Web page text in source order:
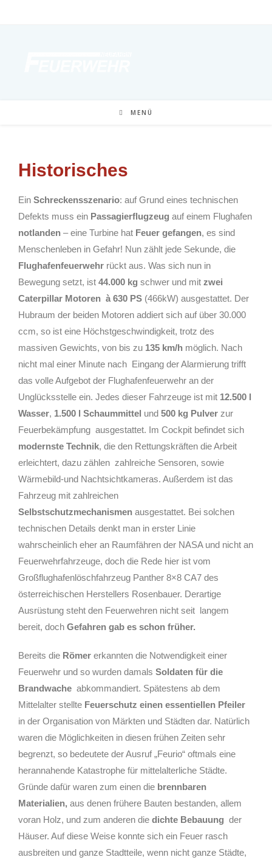
MENÜ
Historisches
Ein Schreckensszenario: auf Grund eines technischen
Defekts muss ein Passagierflugzeug auf einem Flughafen
notlanden – eine Turbine hat Feuer gefangen, es sind
Menschenleben in Gefahr! Nun zählt jede Sekunde, die
Flughafenfeuerwehr rückt aus. Was sich nun in
Bewegung setzt, ist 44.000 kg schwer und mit zwei
Caterpillar Motoren à 630 PS (466kW) ausgestattet. Der
Hubraum der beiden Motoren addiert sich auf über 30.000
ccm, so ist eine Höchstgeschwindigkeit, trotz des
massiven Gewichts, von bis zu 135 km/h möglich. Nach
nicht mal einer Minute nach Eingang der Alarmierung trifft
das volle Aufgebot der Flughafenfeuerwehr an der
Unglücksstelle ein. Jedes dieser Fahrzeuge ist mit 12.500 l
Wasser, 1.500 l Schaummittel und 500 kg Pulver zur
Feuerbekämpfung ausgestattet. Im Cockpit befindet sich
modernste Technik, die den Rettungskräften die Arbeit
erleichtert, dazu zählen zahlreiche Sensoren, sowie
Wärmebild-und Nachtsichtkameras. Außerdem ist das
Fahrzeug mit zahlreichen
Selbstschutzmechanismen ausgestattet. Bei solchen
technischen Details denkt man in erster Linie
wahrscheinlich eher an Raumfähren der NASA und nicht an
Feuerwehrfahrzeuge, doch die Rede hier ist vom
Großflughafenlöschfahrzeug Panther 8×8 CA7 des
österreichischen Herstellers Rosenbauer. Derartige
Ausrüstung steht den Feuerwehren nicht seit langem
bereit, doch Gefahren gab es schon früher.
Bereits die Römer erkannten die Notwendigkeit einer
Feuerwehr und so wurden damals Soldaten für die
Brandwache abkommandiert. Spätestens ab dem
Mittelalter stellte Feuerschutz einen essentiellen Pfeiler
in der Organisation von Märkten und Städten dar. Natürlich
waren die Möglichkeiten in diesen frühen Zeiten sehr
begrenzt, so bedeutete der Ausruf „Feurio“ oftmals eine
herannahende Katastrophe für mittelalterliche Städte.
Gründe dafür waren zum einen die brennbaren
Materialien, aus denen frühere Bauten bestanden, allem
voran Holz, und zum anderen die dichte Bebauung der
Häuser. Auf diese Weise konnte sich ein Feuer rasch
ausbreiten und ganze Stadtteile, wenn nicht ganze Städte,